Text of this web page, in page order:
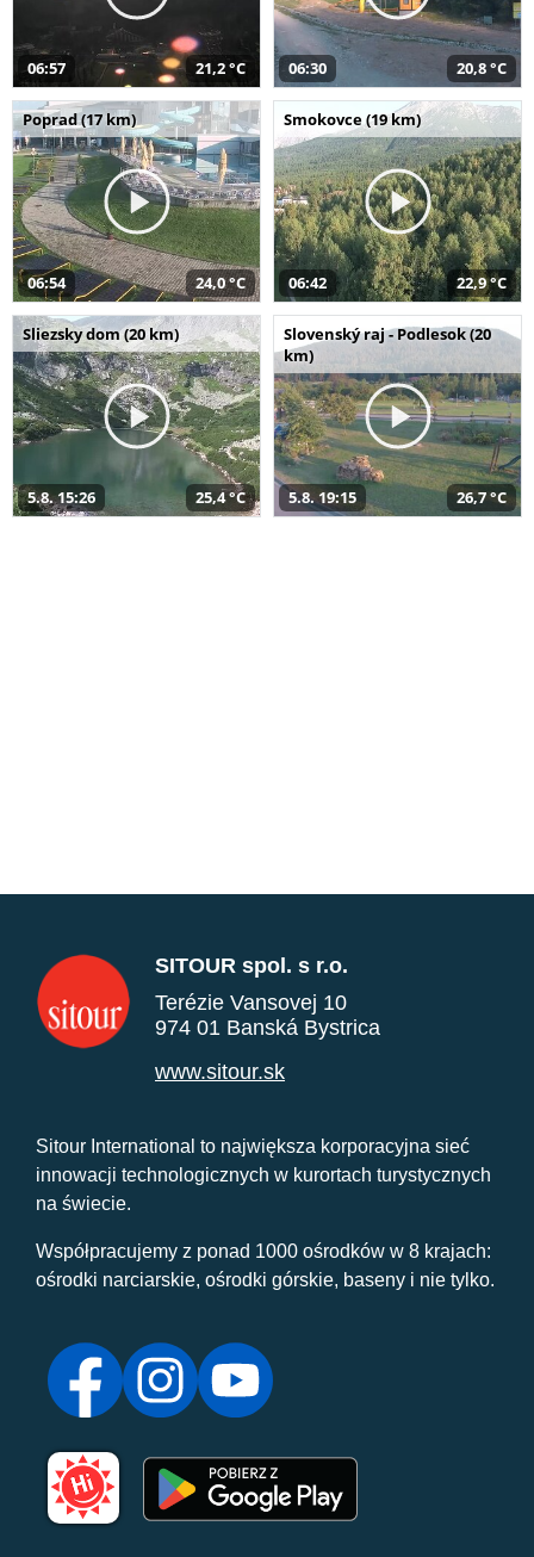
06:57 21,2 °C 06:30 20,8 °C
Poprad (17 km)
06:54 24,0 °C
Smokovce (19 km)
06:42 22,9 °C
Sliezsky dom (20 km)
5.8. 15:26 25,4 °C
Slovenský raj - Podlesok (20
km)
5.8. 19:15 26,7 °C
SITOUR spol. s r.o.
Terézie Vansovej 10
974 01 Banská Bystrica
www.sitour.sk
Sitour International to największa korporacyjna sieć
innowacji technologicznych w kurortach turystycznych
na świecie.
Współpracujemy z ponad 1000 ośrodków w 8 krajach:
ośrodki narciarskie, ośrodki górskie, baseny i nie tylko.